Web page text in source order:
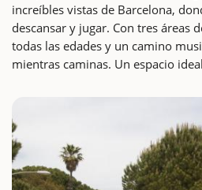
increíbles vistas de Barcelona,
descansar y jugar. Con tres áreas
todas las edades y un camino
mientras caminas. Un espacio